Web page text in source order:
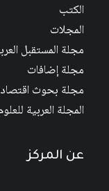
الكتب
المجلات
مجلة المستقبل
مجلة إضافات
مجلة بحوث
المجلة العربية
عن المركز